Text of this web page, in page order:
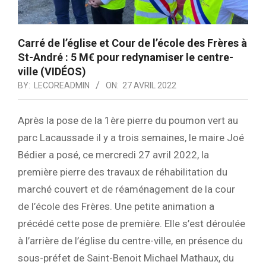
Carré de l’église et Cour de l’école des Frères à
St-André : 5 M€ pour redynamiser le centre-
ville (VIDÉOS)
BY: LECOREADMIN ON: 27 AVRIL 2022
Après la pose de la 1ère pierre du poumon vert au
parc Lacaussade il y a trois semaines, le maire Joé
Bédier a posé, ce mercredi 27 avril 2022, la
première pierre des travaux de réhabilitation du
marché couvert et de réaménagement de la cour
de l’école des Frères. Une petite animation a
précédé cette pose de première. Elle s’est déroulée
à l’arrière de l’église du centre-ville, en présence du
sous-préfet de Saint-Benoit Michael Mathaux, du